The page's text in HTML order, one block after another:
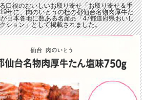
口福のおいしいお取り寄せ「お取り寄せ＆手
年に、肉のいとうの杜の都仙台名物肉厚牛た
日本各地に数ある名産品「47都道府県おいし
ション」として掲載されました。